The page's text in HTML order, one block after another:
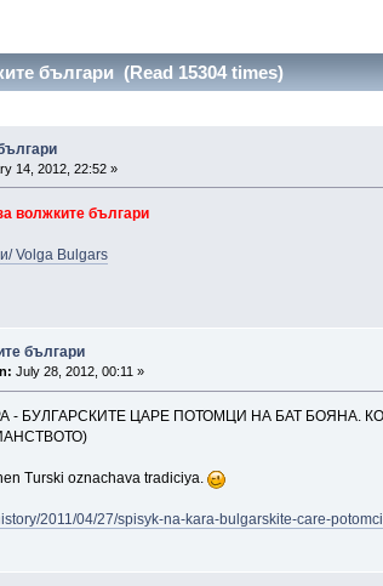
българи (Read 15304 times)
14, 2012, 22:52 »
волжките българи
Volga Bulgars
българи
July 28, 2012, 00:11 »
- БУЛГАРСКИТЕ ЦАРЕ ПОТОМЦИ НА БАТ БОЯНА.
Turski oznachava tradiciya.
2011/04/27/spisyk-na-kara-bulgarskite-care-